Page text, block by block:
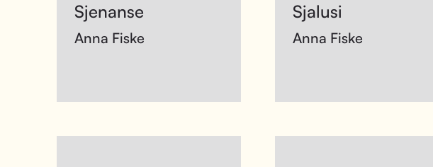
Sjenanse
Anna Fiske
Sjalusi
Anna Fiske